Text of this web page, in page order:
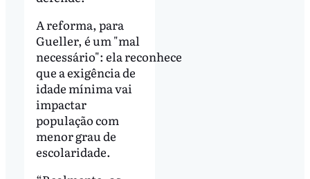
A reforma, para
Gueller, é um "mal
necessário": ela reconhece
que a exigência de
idade mínima vai
impactar
população com
menor grau de
escolaridade.